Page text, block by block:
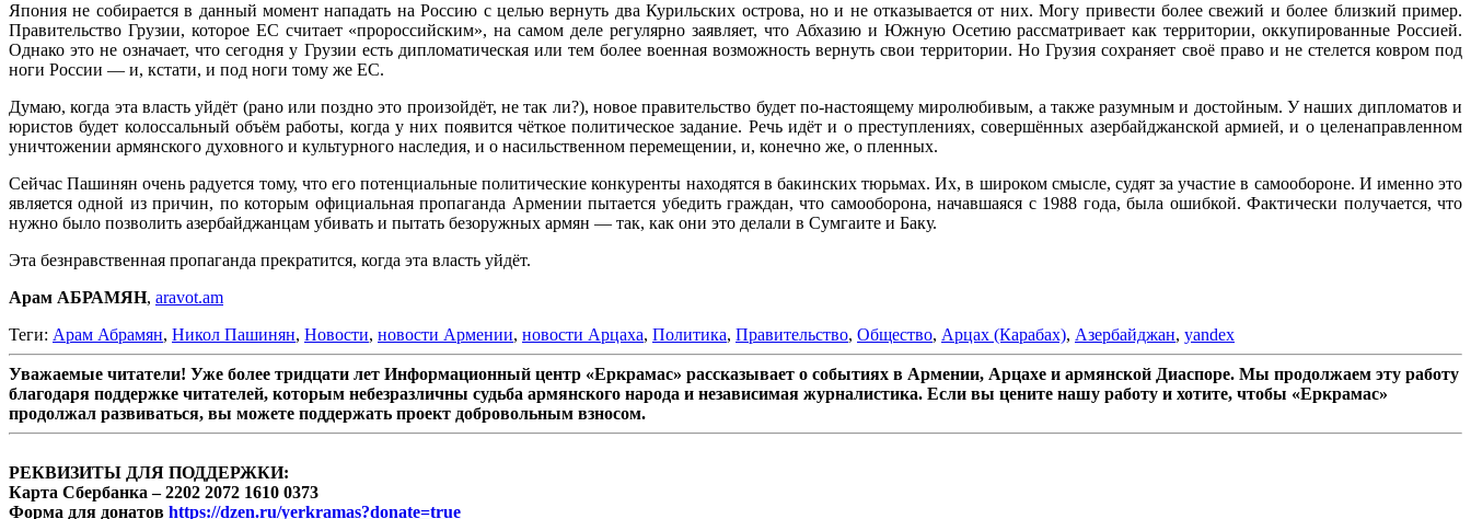
Япония не собирается в данный момент нападать на Россию с целью вернуть два Курильских острова, но и не отказывается от них. Могу привести более свежий и более близкий пример.
Правительство Грузии, которое ЕС считает «пророссийским», на самом деле регулярно заявляет, что Абхазию и Южную Осетию рассматривает как территории, оккупированные Россией.
Однако это не означает, что сегодня у Грузии есть дипломатическая или тем более военная возможность вернуть свои территории. Но Грузия сохраняет своё право и не стелется ковром под
ноги России — и, кстати, и под ноги тому же ЕС.
Думаю, когда эта власть уйдёт (рано или поздно это произойдёт, не так ли?), новое правительство будет по-настоящему миролюбивым, а также разумным и достойным. У наших дипломатов и
юристов будет колоссальный объём работы, когда у них появится чёткое политическое задание. Речь идёт и о преступлениях, совершённых азербайджанской армией, и о целенаправленном
уничтожении армянского духовного и культурного наследия, и о насильственном перемещении, и, конечно же, о пленных.
Сейчас Пашинян очень радуется тому, что его потенциальные политические конкуренты находятся в бакинских тюрьмах. Их, в широком смысле, судят за участие в самообороне. И именно это
является одной из причин, по которым официальная пропаганда Армении пытается убедить граждан, что самооборона, начавшаяся с 1988 года, была ошибкой. Фактически получается, что
нужно было позволить азербайджанцам убивать и пытать безоружных армян — так, как они это делали в Сумгаите и Баку.
Эта безнравственная пропаганда прекратится, когда эта власть уйдёт.
Арам АБРАМЯН, aravot.am
Теги: Арам Абрамян, Никол Пашинян, Новости, новости Армении, новости Арцаха, Политика, Правительство, Общество, Арцах (Карабах), Азербайджан, yandex
Уважаемые читатели! Уже более тридцати лет Информационный центр «Еркрамас» рассказывает о событиях в Армении, Арцахе и армянской Диаспоре. Мы продолжаем эту работу
благодаря поддержке читателей, которым небезразличны судьба армянского народа и независимая журналистика. Если вы цените нашу работу и хотите, чтобы «Еркрамас»
продолжал развиваться, вы можете поддержать проект добровольным взносом.
РЕКВИЗИТЫ ДЛЯ ПОДДЕРЖКИ:
Карта Сбербанка – 2202 2072 1610 0373
Форма для донатов https://dzen.ru/yerkramas?donate=true